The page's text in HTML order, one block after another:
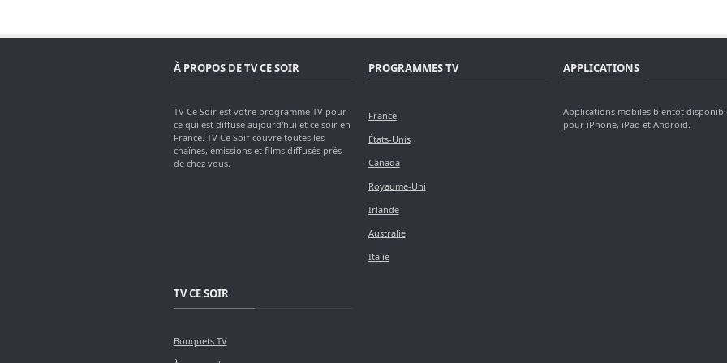
À PROPOS DE TV CE SOIR
TV Ce Soir est votre programme TV pour
ce qui est diffusé aujourd'hui et ce soir en
France. TV Ce Soir couvre toutes les
chaînes, émissions et films diffusés près
de chez vous.
PROGRAMMES TV
France
États-Unis
Canada
Royaume-Uni
Irlande
Australie
Italie
APPLICATIONS
Applications mobiles bientôt
pour iPhone, iPad et Android.
TV CE SOIR
Bouquets TV